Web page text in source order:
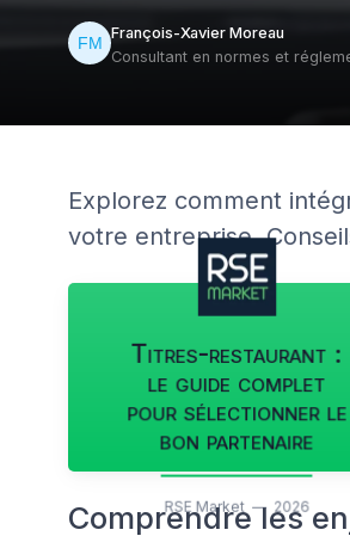
François-Xavier Moreau
Consultant en normes et
Explorez comment
votre entreprise.
Titres-restaurant :
le guide complet
pour sélectionner le
bon partenaire
RSE Market — 2026
Comprendre les